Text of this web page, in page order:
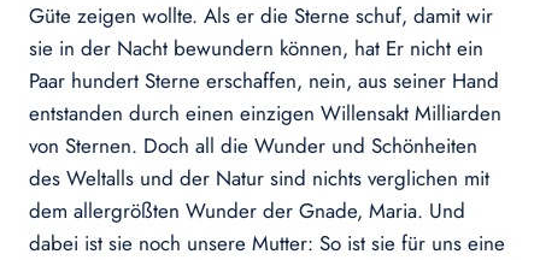
Güte zeigen wollte. Als er die Sterne schuf, damit wir
sie in der Nacht bewundern können, hat Er nicht ein
Paar hundert Sterne erschaffen, nein, aus seiner Hand
entstanden durch einen einzigen Willensakt Milliarden
von Sternen. Doch all die Wunder und Schönheiten
des Weltalls und der Natur sind nichts verglichen mit
dem allergrößten Wunder der Gnade, Maria. Und
dabei ist sie noch unsere Mutter: So ist sie für uns eine